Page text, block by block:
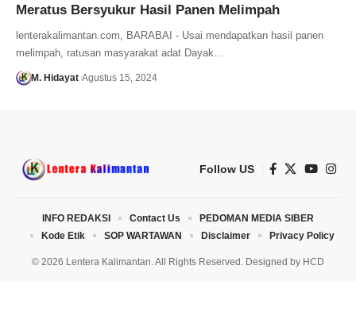
Meratus Bersyukur Hasil Panen Melimpah
lenterakalimantan.com, BARABAI - Usai mendapatkan hasil panen
melimpah, ratusan masyarakat adat Dayak…
M. Hidayat Agustus 15, 2024
Follow US
© 2026 Lentera Kalimantan. All Rights Reserved. Designed by HCD
INFO REDAKSI Contact Us
PEDOMAN MEDIA SIBER
Kode Etik
SOP WARTAWAN Disclaimer Privacy Policy